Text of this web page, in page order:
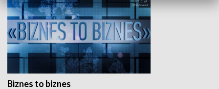
Biznes to biznes